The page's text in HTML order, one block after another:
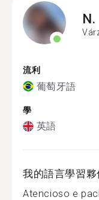
N.
流利
葡萄牙語
學
英語
我的語言學習夥
Atencioso e